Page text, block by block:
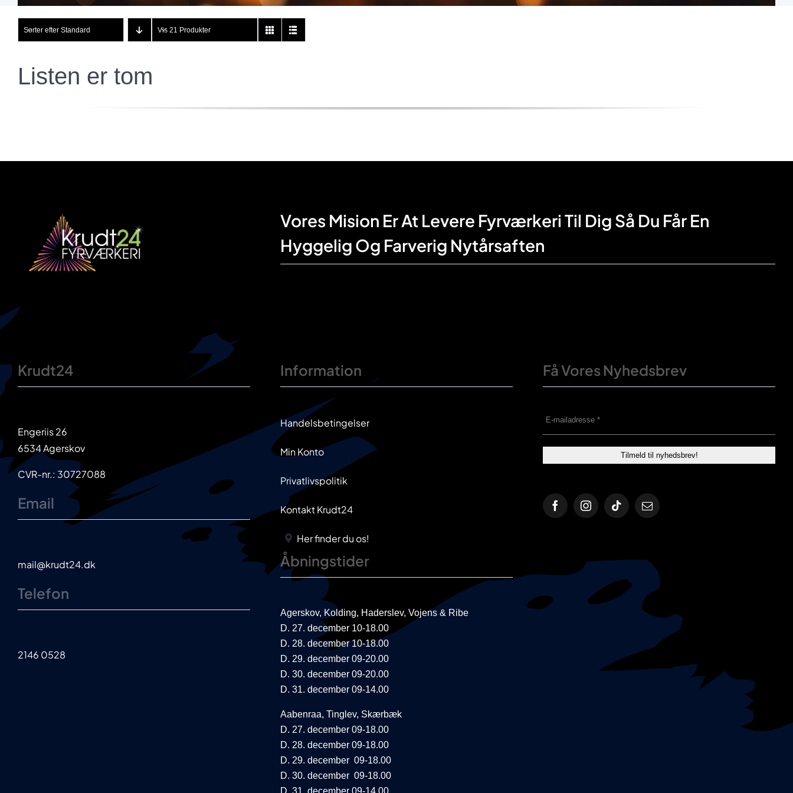
Sorter efter Standard Vis 21 Produkter
Listen er tom
Vores Mision Er At Levere Fyrværkeri Til Dig Så Du Får En
Hyggelig Og Farverig Nytårsaften
Krudt24
Engeriis 26
6534 Agerskov
CVR-nr.: 30727088
Email
mail@krudt24.dk
Telefon
2146 0528
Information
Handelsbetingelser
Min Konto
Privatlivspolitik
Kontakt Krudt24
Her finder du os!
Åbningstider
Agerskov, Kolding, Haderslev, Vojens & Ribe
D. 27. december 10-18.00
D. 28. december 10-18.00
D. 29. december 09-20.00
D. 30. december 09-20.00
D. 31. december 09-14.00
Aabenraa, Tinglev, Skærbæk
D. 27. december 09-18.00
D. 28. december 09-18.00
D. 29. december 09-18.00
D. 30. december 09-18.00
D. 31. december 09-14.00
Få Vores Nyhedsbrev